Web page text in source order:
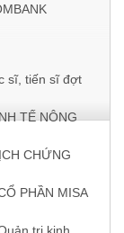
sĩ, tiến sĩ đợt
TẾ NÔNG
CHỨNG
PHẦN MISA
trị kinh